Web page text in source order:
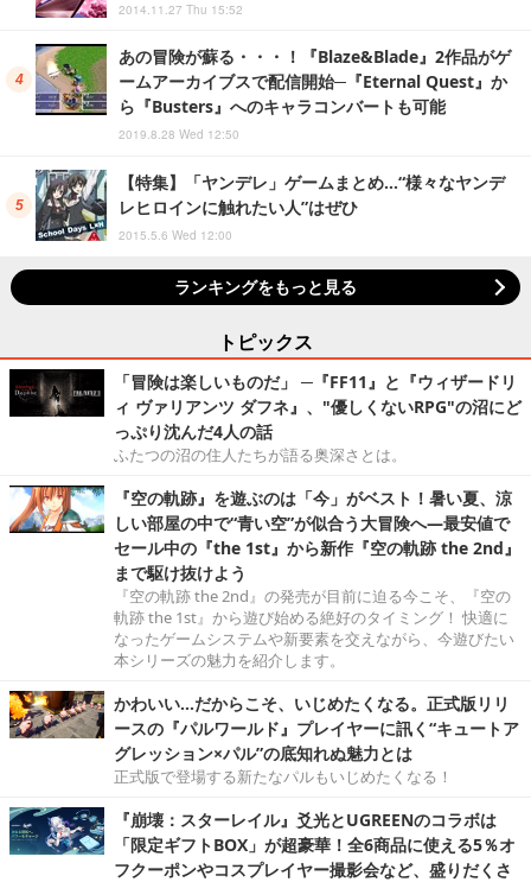
2014.11.27 Thu 15:52
あの冒険が蘇る・・・！『Blaze&Blade』2作品がゲ
ームアーカイブスで配信開始─『Eternal Quest』か
ら『Busters』へのキャラコンバートも可能
2019.8.28 Wed 12:50
【特集】「ヤンデレ」ゲームまとめ…“様々なヤンデ
レヒロインに触れたい人”はぜひ
2015.5.6 Wed 12:00
ランキングをもっと見る
トピックス
「冒険は楽しいものだ」 ─『FF11』と『ウィザードリ
ィ ヴァリアンツ ダフネ』、"優しくないRPG"の沼にど
っぷり沈んだ4人の話
ふたつの沼の住人たちが語る奥深さとは。
『空の軌跡』を遊ぶのは「今」がベスト！暑い夏、涼
しい部屋の中で“青い空”が似合う大冒険へ―最安値で
セール中の『the 1st』から新作『空の軌跡 the 2nd』
まで駆け抜けよう
『空の軌跡 the 2nd』の発売が目前に迫る今こそ、『空の
軌跡 the 1st』から遊び始める絶好のタイミング！ 快適に
なったゲームシステムや新要素を交えながら、今遊びたい
本シリーズの魅力を紹介します。
かわいい…だからこそ、いじめたくなる。正式版リリ
ースの『パルワールド』プレイヤーに訊く“キュートア
グレッション×パル”の底知れぬ魅力とは
正式版で登場する新たなパルもいじめたくなる！
『崩壊：スターレイル』爻光とUGREENのコラボは
「限定ギフトBOX」が超豪華！全6商品に使える5％オ
フクーポンやコスプレイヤー撮影会など、盛りだくさ